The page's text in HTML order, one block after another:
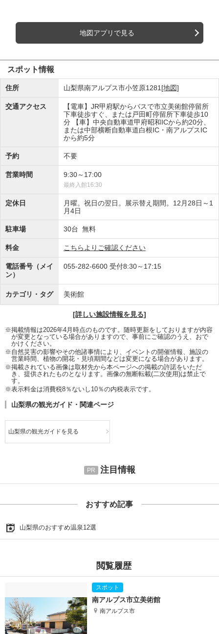
地図アプリで見る
スポット情報
住所 山梨県南アルプス市小笠原1281 [地図]
交通アクセス
【電車】JR甲府駅からバスで市立美術館停留所
下車徒歩すぐ、または戸田町停留所下車徒歩10
分 【車】中央自動車道甲府昭和ICから約20分、
または中部横断自動車道白根IC・南アルプスIC
から約5分
予約 不要
営業時間 9:30～17:00
最終入館16:30
定休日
月曜。祝日の翌日。展示替え期間。12月28日～1
月4日
駐車場 30台 無料
料金 こちらよりご確認ください
電話番号（メイ
ン）
055-282-6600 受付8:30～17:15
カテゴリ・タグ 美術館
[詳しい施設情報を見る]
※掲載情報は2026年4月時点のものです。随時更新をしておりますが内容
が変更となっている場合がありますので、事前にご確認のうえ、おで
かけください。
※自然災害の影響やその他諸事情により、イベントの開催情報、施設の
営業時間、植物の開花・見頃期間などは変更になる場合があります。
※掲載されている画像は取材先から本ページへの掲載の許諾をいただ
き、提供されたものとなります。画像の無断転載(二次使用)は禁止で
す。
※表示料金は消費税8％ないし10％の内税表示です。
山梨県の観光ガイド・関連ページ
山梨県の観光ガイドを見る
注目情報
おすすめ記事
山梨県のおすすめ温泉12選
閲覧履歴
南アルプス市立美術館
南アルプス市